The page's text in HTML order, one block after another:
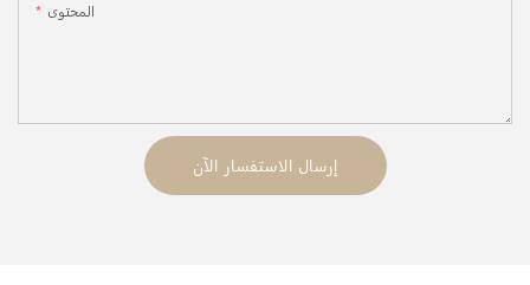
المحتوى
إرسال الاستفسار الآن